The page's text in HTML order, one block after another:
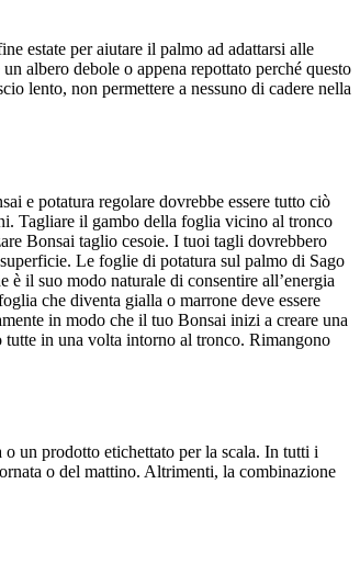
estate per aiutare il palmo ad adattarsi alle
albero debole o appena repottato perché questo
lento, non permettere a nessuno di cadere nella
e potatura regolare dovrebbe essere tutto ciò
Tagliare il gambo della foglia vicino al tronco
Bonsai taglio cesoie. I tuoi tagli dovrebbero
Le foglie di potatura sul palmo di Sago
il suo modo naturale di consentire all’energia
che diventa gialla o marrone deve essere
in modo che il tuo Bonsai inizi a creare una
in una volta intorno al tronco. Rimangono
un prodotto etichettato per la scala. In tutti i
o del mattino. Altrimenti, la combinazione